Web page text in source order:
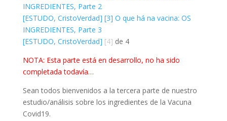
INGREDIENTES, Parte 2
[ESTUDO, CristoVerdad] [3] O que há na vacina: OS
INGREDIENTES, Parte 3
[ESTUDO, CristoVerdad] [4] de 4
NOTA: Esta parte está en desarrollo, no ha sido
completada todavía…
Sean todos bienvenidos a la tercera parte de nuestro
estudio/análisis sobre los ingredientes de la Vacuna
Covid19.